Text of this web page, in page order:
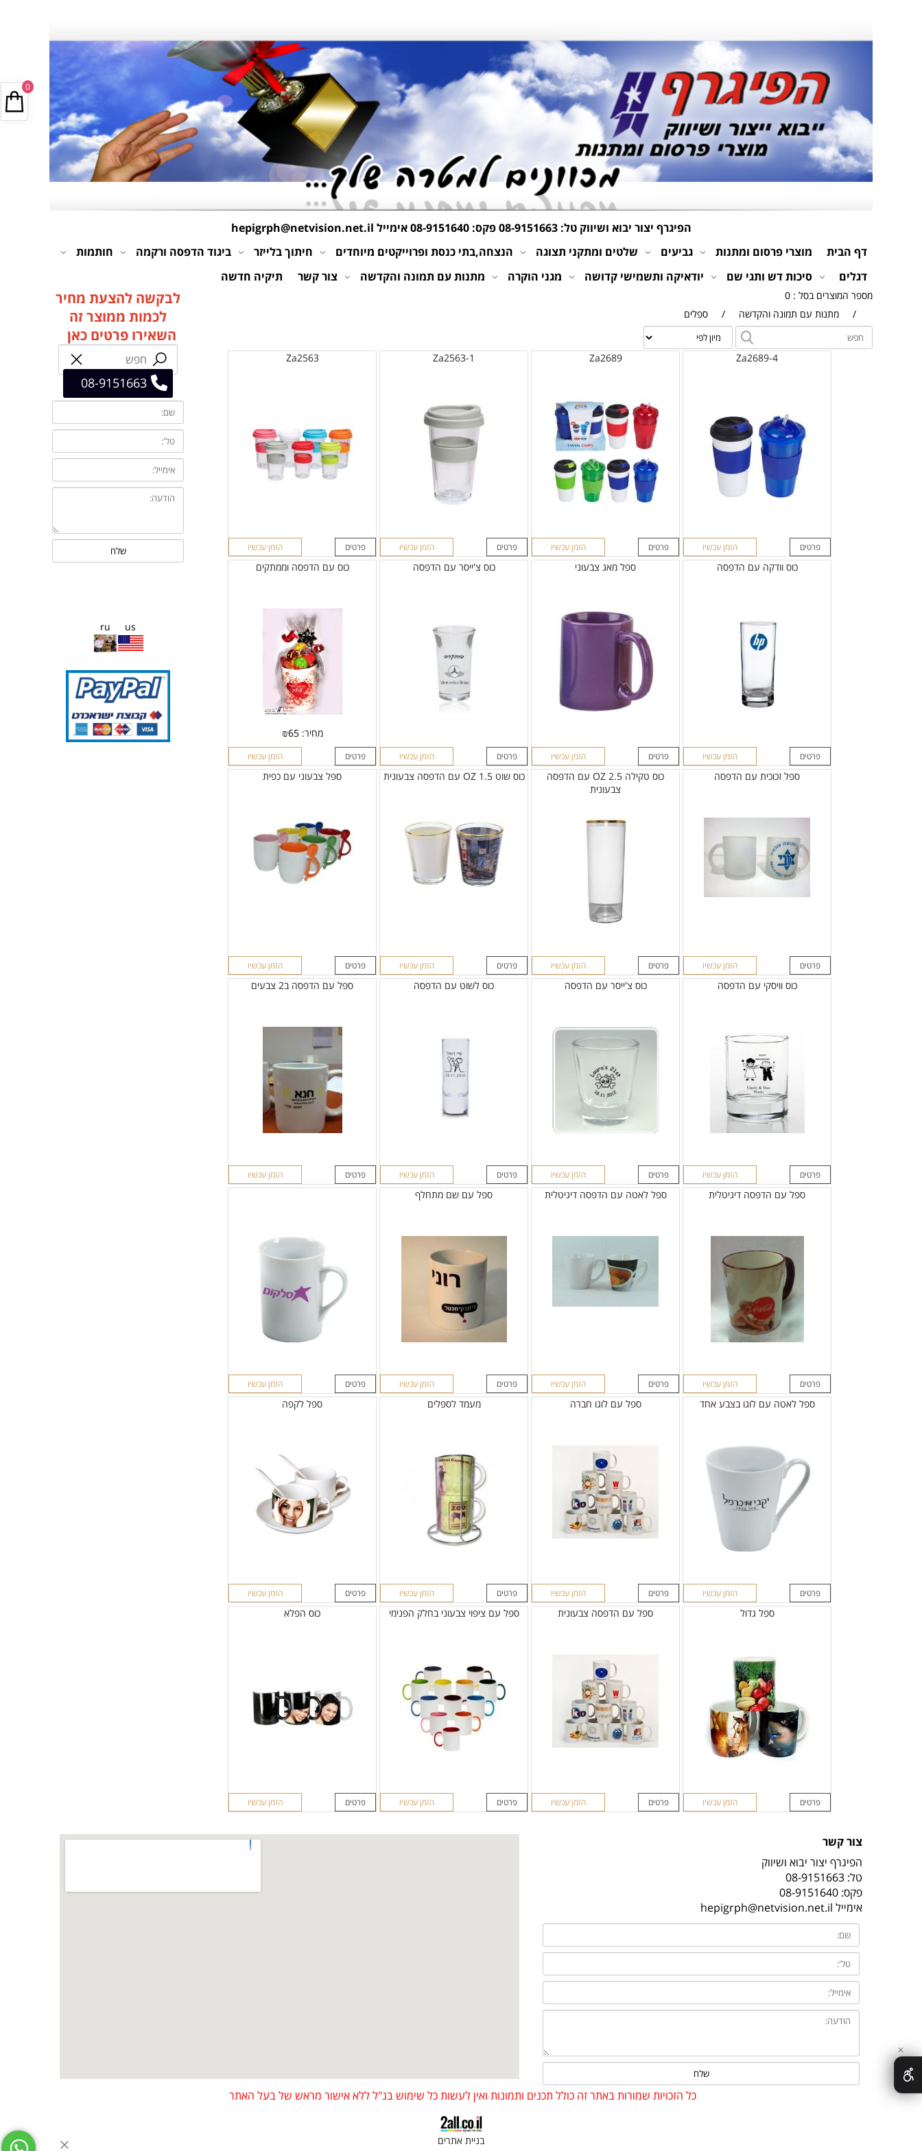
הפיגרף יצור יבוא ושיווק טל:08-9151663פקס: 08-9151640 אימייל
hepigrph@netvision.net.il
דף הבית
מוצרי פרסום ומתנות גביעים שלטים ומתקני תצוגה הנצחה,בתי כנסת ופרוייקטים מיוחדים חיתוך בלייזר ביגוד הדפסה ורקמה
חותמות
דגלים
סיכות דש ותגי שם יודאיקה ותשמישי קדושה מגני הוקרה מתנות עם תמונה והקדשה צור קשר תיקיה חדשה
מספר המוצרים בסל : 0
/
מתנות עם תמונה והקדשה / ספלים
0
Za2689-4
פרטים הזמן עכשיו
Za2689
פרטים הזמן עכשיו
Za2563-1
פרטים הזמן עכשיו
Za2563
פרטים הזמן עכשיו
כוס וודקה עם הדפסה
פרטים הזמן עכשיו
ספל מאג צבעוני
פרטים הזמן עכשיו
כוס צ'ייסר עם הדפסה
פרטים הזמן עכשיו
כוס עם הדפסה וממתקים
מחיר: ₪65
פרטים הזמן עכשיו
ספל זכוכית עם הדפסה
פרטים הזמן עכשיו
כוס טקילה 2.5 OZ עם הדפסה
צבעונית
פרטים הזמן עכשיו
כוס שוט 1.5 OZ עם הדפסה צבעונית
פרטים הזמן עכשיו
ספל צבעוני עם כפית
פרטים הזמן עכשיו
כוס וויסקי עם הדפסה
פרטים הזמן עכשיו
כוס צ'ייסר עם הדפסה
פרטים הזמן עכשיו
כוס לשוט עם הדפסה
פרטים הזמן עכשיו
ספל עם הדפסה ב2 צבעים
פרטים הזמן עכשיו
ספל עם הדפסה דיגיטלית
פרטים הזמן עכשיו
ספל לאטה עם הדפסה דיגיטלית
פרטים הזמן עכשיו
ספל עם שם מתחלף
פרטים הזמן עכשיו פרטים הזמן עכשיו
ספל לאטה עם לוגו בצבע אחד
פרטים הזמן עכשיו
ספל עם לוגו חברה
פרטים הזמן עכשיו
מעמד לספלים
פרטים הזמן עכשיו
ספל לקפה
פרטים הזמן עכשיו
ספל גדול
פרטים הזמן עכשיו
ספל עם הדפסה צבעונית
פרטים הזמן עכשיו
ספל עם ציפוי צבעוני בחלק הפנימי
פרטים הזמן עכשיו
כוס הפלא
פרטים הזמן עכשיו
לבקשה להצעת מחיר
לכמות ממוצר זה
השאירו פרטים כאן
08-9151663
us
ru
צור קשר
הפיגרף יצור יבוא ושיווק
טל: 08-9151663
פקס: 08-9151640
אימייל hepigrph@netvision.net.il
כל הזכויות שמורות באתר זה כולל תכנים ותמונות ואין לעשות כל שימוש בנ"ל ללא אישור מראש של בעל האתר
בניית אתרים
✕